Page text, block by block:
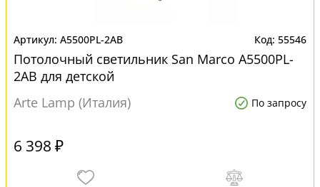
A5500PL-2AB 55546
Потолочный светильник San Marco A5500PL-
2AB для детской
Arte Lamp (Италия)
По запросу
6 398 ₽